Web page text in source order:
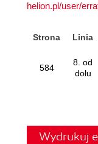
helion.pl/user/
Strona Linia
584
8. od
dołu
Wydrukuj